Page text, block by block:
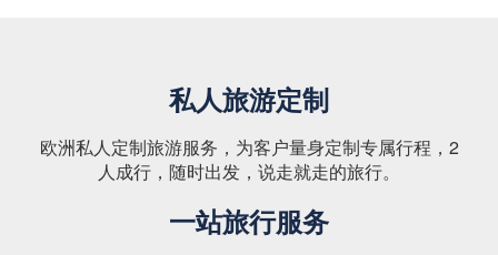
私人旅游定制
欧洲私人定制旅游服务，为客户量身定制专属行程，2
人成行，随时出发，说走就走的旅行。
一站旅行服务